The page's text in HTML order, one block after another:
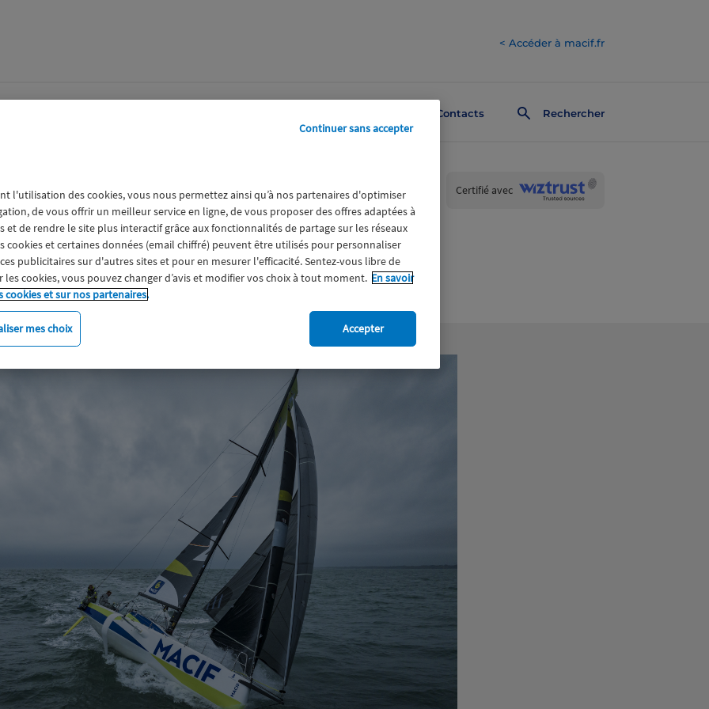
< Accéder à macif.fr
Contacts Rechercher
Certifié avecWiztrust
trusted
l'utilisation des cookies, vous nous permettez ainsi qu’à nos partenaires d'optimiser
de vous offrir un meilleur service en ligne, de vous proposer des offres adaptées à
et de rendre le site plus interactif grâce aux fonctionnalités de partage sur les réseaux
cookies et certaines données (email chiffré) peuvent être utilisés pour personnaliser
publicitaires sur d'autres sites et pour en mesurer l'efficacité. Sentez-vous libre de
les cookies, vous pouvez changer d’avis et modifier vos choix à tout moment. En savoir
cookies et sur nos partenaires.
mes choix
Continuer sans accepter
Accepter